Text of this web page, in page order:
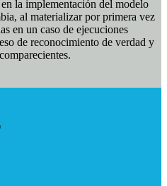
la implementación del modelo
al materializar por primera vez
en un caso de ejecuciones
de reconocimiento de verdad y